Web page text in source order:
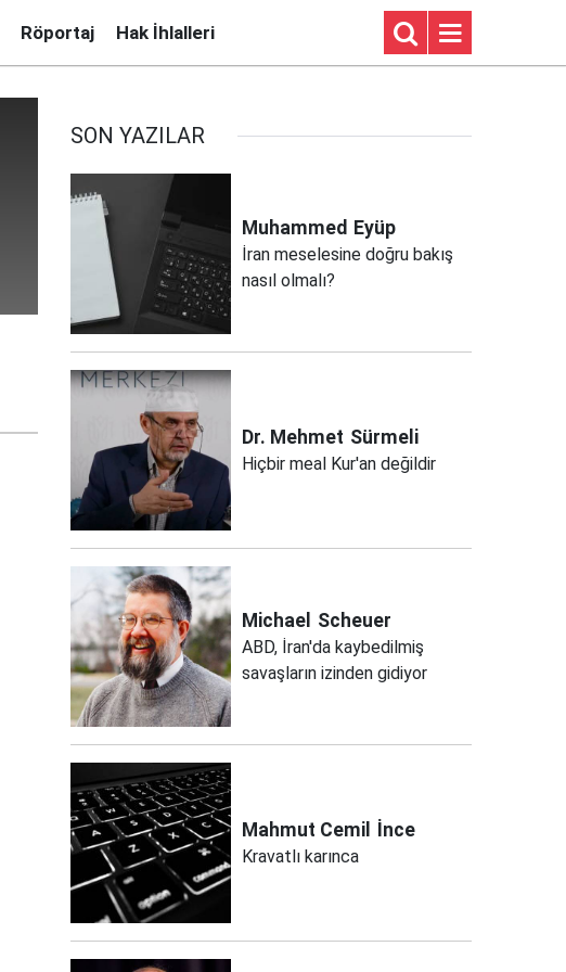
Röportaj Hak İhlalleri
SON YAZILAR
Muhammed Eyüp
İran meselesine doğru bakış
nasıl olmalı?
Dr. Mehmet Sürmeli
Hiçbir meal Kur'an değildir
Michael Scheuer
ABD, İran'da kaybedilmiş
savaşların izinden gidiyor
Mahmut Cemil İnce
Kravatlı karınca